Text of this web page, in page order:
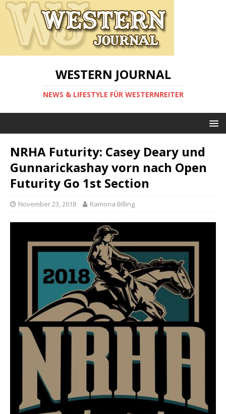
WESTERN JOURNAL
NEWS & LIFESTYLE FÜR WESTERNREITER
NRHA Futurity: Casey Deary und
Gunnarickashay vorn nach Open
Futurity Go 1st Section
November 23, 2018 Ramona Billing